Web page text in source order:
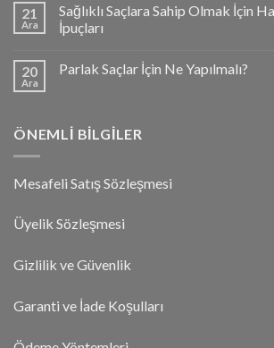
21
Ara
Sağlıklı Saçlara Sahip Olmak İçin
İpuçları
20
Ara
Parlak Saçlar İçin Ne Yapılmalı?
ÖNEMLI BILGILER
Mesafeli Satış Sözleşmesi
Üyelik Sözleşmesi
Gizlilik ve Güvenlik
Garanti ve İade Koşulları